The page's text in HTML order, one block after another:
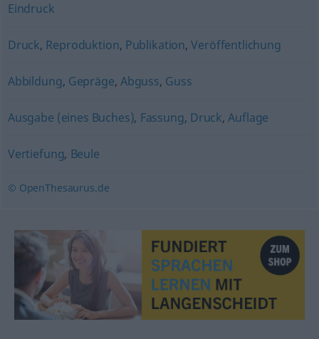
Eindruck
Druck, Reproduktion, Publikation,Veröffentlichung
Abbildung, Gepräge, Abguss, Guss
Ausgabe (eines Buches), Fassung, Druck,Auflage
Vertiefung, Beule
© OpenThesaurus.de